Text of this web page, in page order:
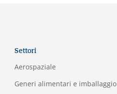
Settori
Aerospaziale
Generi alimentari e imballaggio